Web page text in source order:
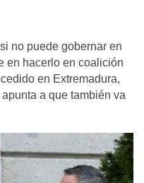
no puede gobernar en
en hacerlo en coalición
en Extremadura,
a que también va